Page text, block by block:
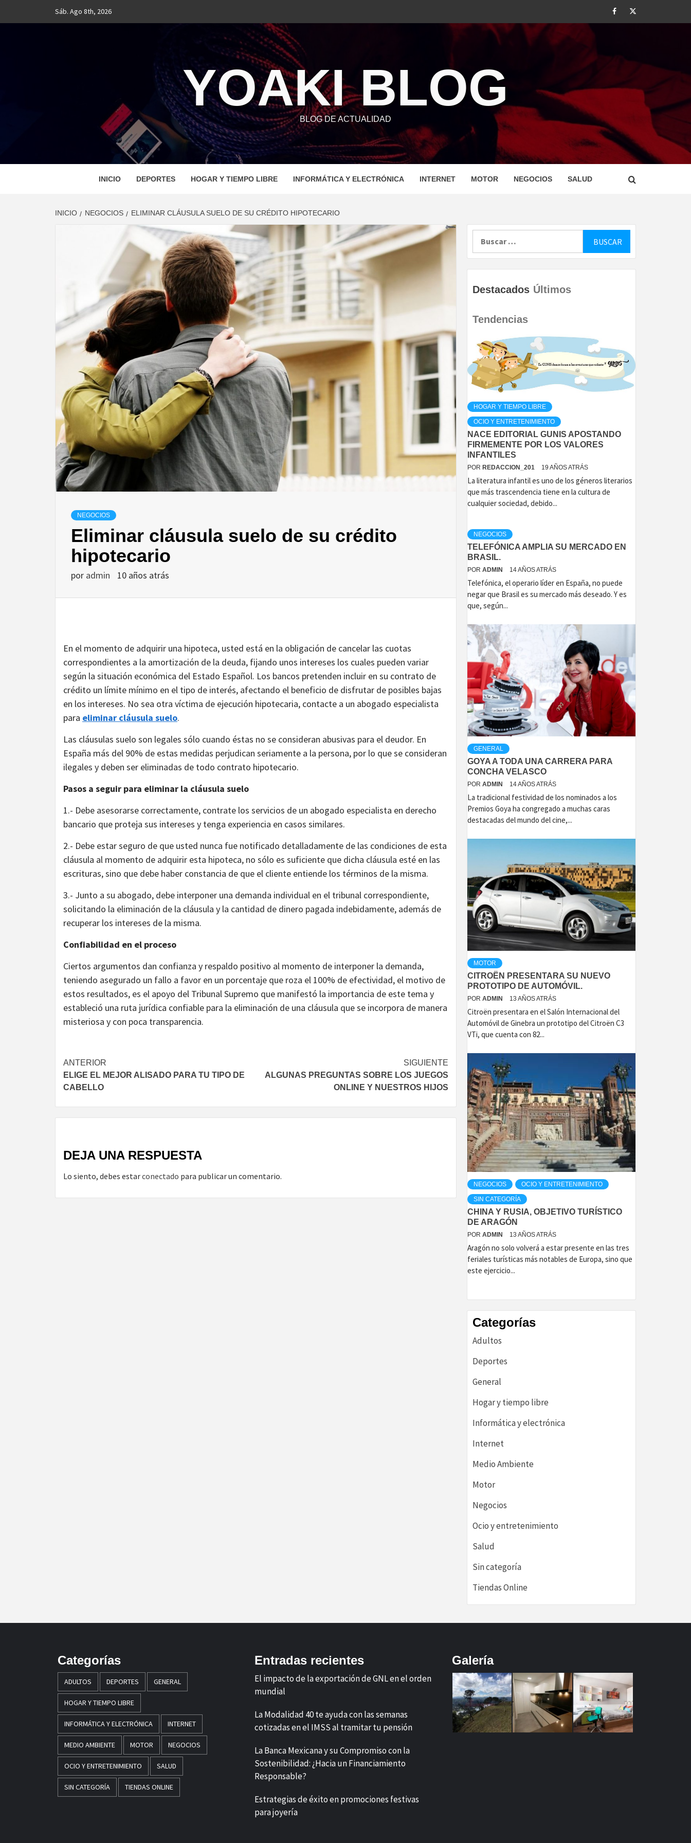
Sáb. Ago 8th, 2026 # #
YOAKI BLOG
BLOG DE ACTUALIDAD
INICIO DEPORTES HOGAR Y TIEMPO LIBRE INFORMÁTICA Y ELECTRÓNICA INTERNET MOTOR NEGOCIOS SALUD
INICIO NEGOCIOS ELIMINAR CLÁUSULA SUELO DE SU CRÉDITO HIPOTECARIO
NEGOCIOS
Eliminar cláusula suelo de su crédito
hipotecario
por admin 10 años atrás
En el momento de adquirir una hipoteca, usted está en la obligación de cancelar las cuotas
correspondientes a la amortización de la deuda, fijando unos intereses los cuales pueden variar
según la situación económica del Estado Español. Los bancos pretenden incluir en su contrato de
crédito un límite mínimo en el tipo de interés, afectando el beneficio de disfrutar de posibles bajas
en los intereses. No sea otra víctima de ejecución hipotecaria, contacte a un abogado especialista
para eliminar cláusula suelo.
Las cláusulas suelo son legales sólo cuando éstas no se consideran abusivas para el deudor. En
España más del 90% de estas medidas perjudican seriamente a la persona, por lo que se consideran
ilegales y deben ser eliminadas de todo contrato hipotecario.
Pasos a seguir para eliminar la cláusula suelo
1.- Debe asesorarse correctamente, contrate los servicios de un abogado especialista en derecho
bancario que proteja sus intereses y tenga experiencia en casos similares.
2.- Debe estar seguro de que usted nunca fue notificado detalladamente de las condiciones de esta
cláusula al momento de adquirir esta hipoteca, no sólo es suficiente que dicha cláusula esté en las
escrituras, sino que debe haber constancia de que el cliente entiende los términos de la misma.
3.- Junto a su abogado, debe interponer una demanda individual en el tribunal correspondiente,
solicitando la eliminación de la cláusula y la cantidad de dinero pagada indebidamente, además de
recuperar los intereses de la misma.
Confiabilidad en el proceso
Ciertos argumentos dan confianza y respaldo positivo al momento de interponer la demanda,
teniendo asegurado un fallo a favor en un porcentaje que roza el 100% de efectividad, el motivo de
estos resultados, es el apoyo del Tribunal Supremo que manifestó la importancia de este tema y
estableció una ruta jurídica confiable para la eliminación de una cláusula que se incorpora de manera
misteriosa y con poca transparencia.
Navegación
de
ANTERIOR
ELIGE EL MEJOR ALISADO PARA TU TIPO DE
CABELLO
SIGUIENTE
ALGUNAS PREGUNTAS SOBRE LOS JUEGOS
ONLINE Y NUESTROS HIJOS
DEJA UNA RESPUESTA
Lo siento, debes estarconectado para publicar un comentario.
Destacados Últimos
Tendencias
HOGAR Y TIEMPO LIBRE
OCIO Y ENTRETENIMIENTO
NACE EDITORIAL GUNIS APOSTANDO
FIRMEMENTE POR LOS VALORES
INFANTILES
POR REDACCION_201 19 AÑOS ATRÁS
La literatura infantil es uno de los géneros literarios
que más trascendencia tiene en la cultura de
cualquier sociedad, debido...
NEGOCIOS
TELEFÓNICA AMPLIA SU MERCADO EN
BRASIL.
POR ADMIN 14 AÑOS ATRÁS
Telefónica, el operario líder en España, no puede
negar que Brasil es su mercado más deseado. Y es
que, según...
GENERAL
GOYA A TODA UNA CARRERA PARA
CONCHA VELASCO
POR ADMIN 14 AÑOS ATRÁS
La tradicional festividad de los nominados a los
Premios Goya ha congregado a muchas caras
destacadas del mundo del cine,...
MOTOR
CITROËN PRESENTARA SU NUEVO
PROTOTIPO DE AUTOMÓVIL.
POR ADMIN 13 AÑOS ATRÁS
Citroën presentara en el Salón Internacional del
Automóvil de Ginebra un prototipo del Citroën C3
VTi, que cuenta con 82...
NEGOCIOS OCIO Y ENTRETENIMIENTO
SIN CATEGORÍA
CHINA Y RUSIA, OBJETIVO TURÍSTICO
DE ARAGÓN
POR ADMIN 13 AÑOS ATRÁS
Aragón no solo volverá a estar presente en las tres
feriales turísticas más notables de Europa, sino que
este ejercicio...
Categorías
Adultos
Deportes
General
Hogar y tiempo libre
Informática y electrónica
Internet
Medio Ambiente
Motor
Negocios
Ocio y entretenimiento
Salud
Sin categoría
Tiendas Online
Categorías
ADULTOS DEPORTES GENERAL
HOGAR Y TIEMPO LIBRE
INFORMÁTICA Y ELECTRÓNICA INTERNET
MEDIO AMBIENTE MOTOR NEGOCIOS
OCIO Y ENTRETENIMIENTO SALUD
SIN CATEGORÍA TIENDAS ONLINE
Entradas recientes
El impacto de la exportación de GNL en el orden
mundial
La Modalidad 40 te ayuda con las semanas
cotizadas en el IMSS al tramitar tu pensión
La Banca Mexicana y su Compromiso con la
Sostenibilidad: ¿Hacia un Financiamiento
Responsable?
Estrategias de éxito en promociones festivas
para joyería
Galería